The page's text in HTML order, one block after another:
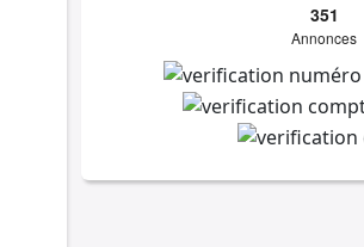
351
Annonces